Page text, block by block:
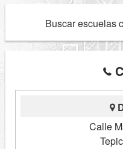
Buscar escuelas
Calle